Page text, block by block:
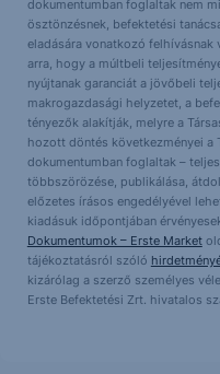
dokumentumban foglaltak nem
ösztönzésnek, befektetési
eladására vonatkozó felhívásnak
arra, hogy a múltbeli
nyújtanak garanciát a jövőbeli
makrogazdasági helyzetet, a
tényezők alakítják, melyre a
hozott döntés következményei a
dokumentumban foglaltak –
többszörözése, publikálása,
előzetes írásos engedélyével
kiadásuk időpontjában
Dokumentumok – Erste Market
tájékoztatásról szóló
kizárólag a szerző személyes
Erste Befektetési Zrt. hivatalos